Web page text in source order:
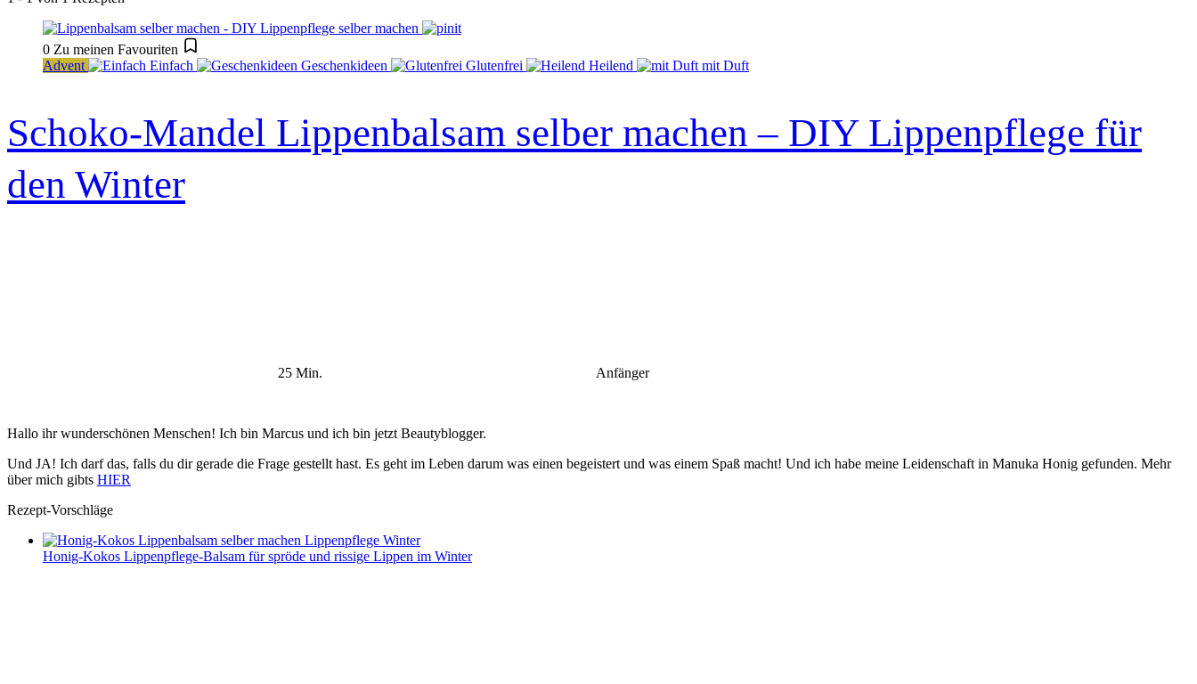
0 Zu meinen Favouriten
Advent
Einfach Geschenkideen Glutenfrei Heilend mit Duft
Schoko-Mandel Lippenbalsam selber machen – DIY Lippenpflege für
den Winter
25 Min. Anfänger
Hallo ihr wunderschönen Menschen! Ich bin Marcus und ich bin jetzt Beautyblogger.
Und JA! Ich darf das, falls du dir gerade die Frage gestellt hast. Es geht im Leben darum was einen begeistert und was einem Spaß macht! Und ich habe meine Leidenschaft in Manuka Honig gefunden. Mehr
über mich gibts HIER
Rezept-Vorschläge
Honig-Kokos Lippenpflege-Balsam für spröde und rissige Lippen im Winter